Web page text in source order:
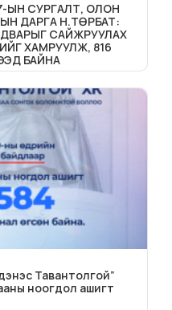
ЫН СУРГАЛТ, ОЛОН
ДАРГА Н.ТӨРБАТ:
САЙЖРУУЛАХ
ХАМРУУЛЖ, 816
БАЙНА
Тавантолгой”
ноогдол ашигт